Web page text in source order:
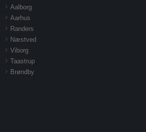
Aalborg
Aarhus
Randers
Næstved
Viborg
Taastrup
Brøndby